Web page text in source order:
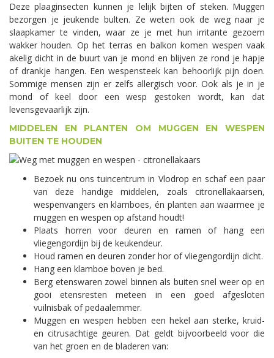
Deze plaaginsecten kunnen je lelijk bijten of steken. Muggen
bezorgen je jeukende bulten. Ze weten ook de weg naar je
slaapkamer te vinden, waar ze je met hun irritante gezoem
wakker houden. Op het terras en balkon komen wespen vaak
akelig dicht in de buurt van je mond en blijven ze rond je hapje
of drankje hangen. Een wespensteek kan behoorlijk pijn doen.
Sommige mensen zijn er zelfs allergisch voor. Ook als je in je
mond of keel door een wesp gestoken wordt, kan dat
levensgevaarlijk zijn.
MIDDELEN EN PLANTEN OM MUGGEN EN WESPEN
BUITEN TE HOUDEN
Bezoek nu ons tuincentrum in Vlodrop en schaf een paar
van deze handige middelen, zoals citronellakaarsen,
wespenvangers en klamboes, én planten aan waarmee je
muggen en wespen op afstand houdt!
Plaats horren voor deuren en ramen of hang een
vliegengordijn bij de keukendeur.
Houd ramen en deuren zonder hor of vliegengordijn dicht.
Hang een klamboe boven je bed.
Berg etenswaren zowel binnen als buiten snel weer op en
gooi etensresten meteen in een goed afgesloten
vuilnisbak of pedaalemmer.
Muggen en wespen hebben een hekel aan sterke, kruid-
en citrusachtige geuren. Dat geldt bijvoorbeeld voor die
van het groen en de bladeren van: